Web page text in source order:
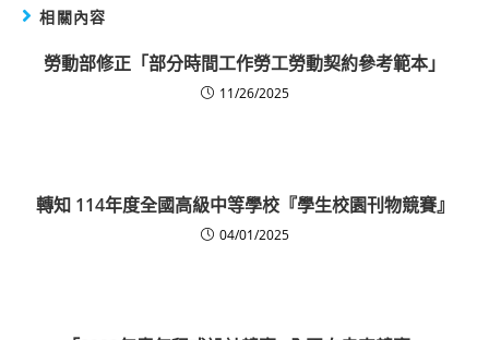
相關內容
勞動部修正「部分時間工作勞工勞動契約參考範本」
11/26/2025
轉知 114年度全國高級中等學校『學生校園刊物競賽』
04/01/2025